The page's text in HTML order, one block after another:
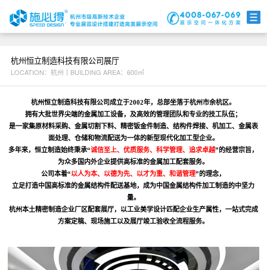
互动科技
数字视觉
杭州恒立制造科技有限公司展厅
LOCATION：杭州丨BUILDING AREA：600㎡
杭州恒立制造科技有限公司成立于2002年，总部坐落于杭州市余杭区。
拥有大批世界尖端的金属加工设备，及高效的管理团队和专业的技工队伍；
是一家集原材料采购、金属切割下料、精密钣金件制造、结构件焊接、机加工、金属表
面处理、仓储和物流配送为一体的新型现代化加工型企业。
多年来，恒立制造始终秉承“诚信至上、优质服务、科学管理、追求卓越”的经营宗旨，
为众多国内外企业提供高标准的金属加工配套服务。
公司本着“以人为本、以德为先、以才为重、和谐管理”的理念，
立足打造中国高标准的金属结构件配送基地，成为中国金属结构件加工制造的中坚力
量。
杭州本土精密制造企业厂区配套展厅，以工业美学设计匹配企业生产属性，一站式完成
方案定稿、现场施工以及展厅竣工验收全流程服务。